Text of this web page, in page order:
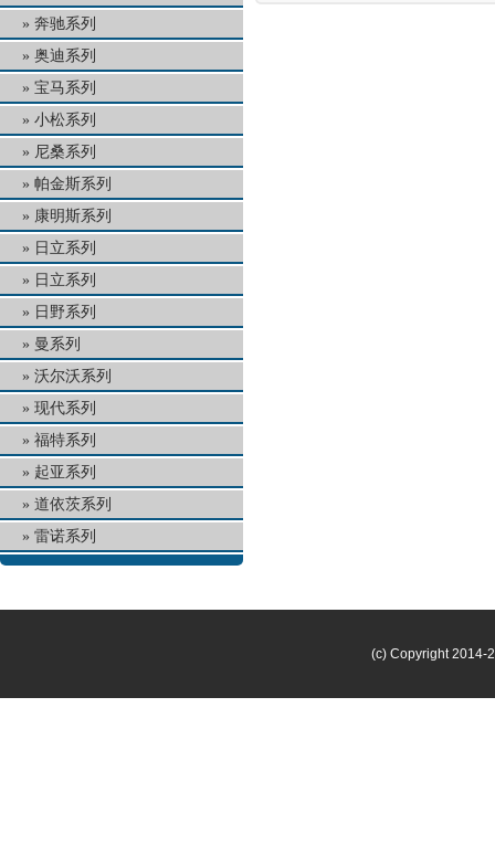
奔驰系列
奥迪系列
宝马系列
小松系列
尼桑系列
帕金斯系列
康明斯系列
日立系列
日立系列
日野系列
曼系列
沃尔沃系列
现代系列
福特系列
起亚系列
道依茨系列
雷诺系列
(c) Copyright 2014-